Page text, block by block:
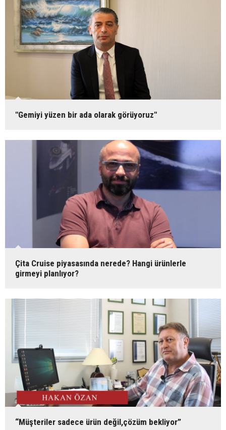
"Gemiyi yüzen bir ada olarak görüyoruz"
Çita Cruise piyasasında nerede? Hangi ürünlerle
girmeyi planlıyor?
“Müşteriler sadece ürün değil,çözüm bekliyor”